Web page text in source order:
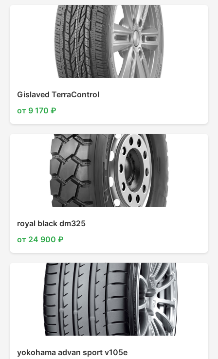
Gislaved TerraControl
от 9 170 ₽
royal black dm325
от 24 900 ₽
yokohama advan sport v105e